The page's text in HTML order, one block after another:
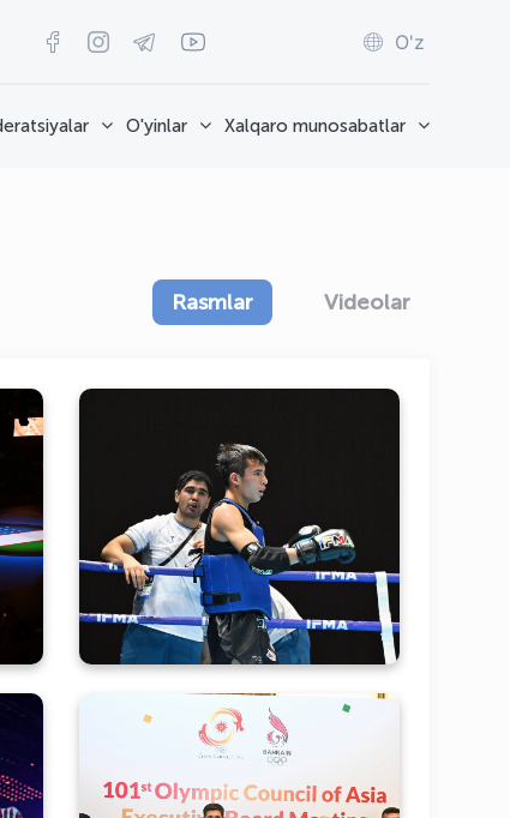
O'z
O'yinlar Xalqaro munosabatlar
Rasmlar Videolar
Muay-taychilarimiz III Osiyo
yoshlar oʻyinlarini
muvaffaqiyatli oʻtkazib, 2 ta
oltin va 3 ta bronza
medallariga ega chiqishdi
Osiyo Olimpiya kengashi